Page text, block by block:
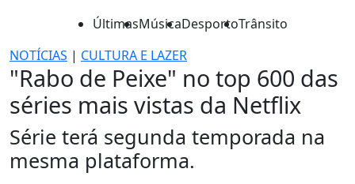
ÚltimasMúsicaDesportoTrânsito
NOTÍCIAS | CULTURA E LAZER
"Rabo de Peixe" no top 600 das
séries mais vistas da Netflix
Série terá segunda temporada na
mesma plataforma.